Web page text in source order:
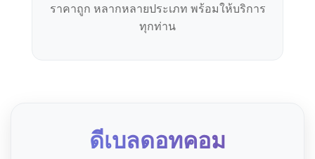
ราคาถูก หลากหลายประเภท พร้อมให้บริการ
ทุกท่าน
ดีเบลดอทคอม